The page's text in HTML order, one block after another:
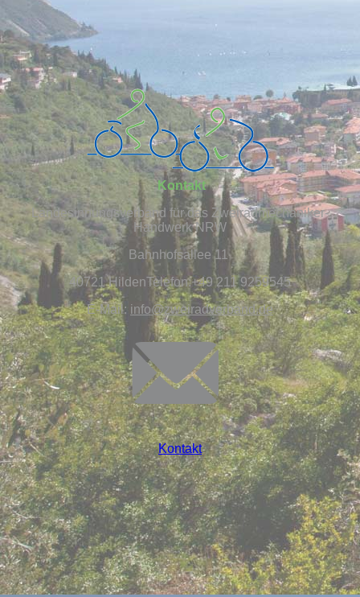
Kontakt
Landesinnungsverband für das Zweiradmechaniker-
Handwerk NRW
Bahnhofsallee 11
40721 HildenTelefon:+49 211 9259545
E-Mail: info@zweiradverband.de
Kontakt